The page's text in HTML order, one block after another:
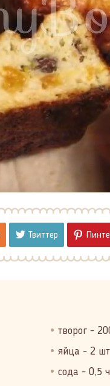
Твиттер
творог -
яйца - 2 шт
сода - 0,5